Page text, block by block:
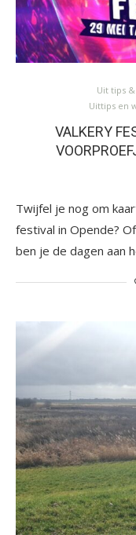
Uit tips
Uittips en
VALKERY
Twijfel je nog om
festival in Opende?
ben je de dagen aan